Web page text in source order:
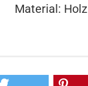
Material: Holz